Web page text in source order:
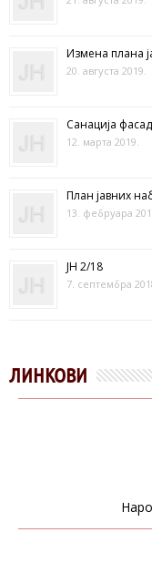
Измена плана
20. августа 2019.
Санација
12. марта 2019.
План јавних
13. фебруара
ЈН 2/18
7. септембра
ЛИНКОВИ